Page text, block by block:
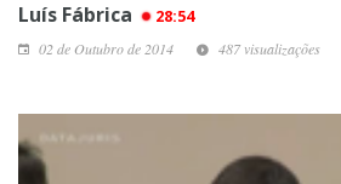
Luís Fábrica 28:54
02 de Outubro de 2014 487 visualizações